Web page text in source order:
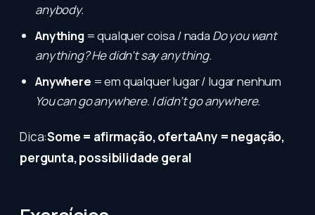
anybody.
Anything= qualquer coisa / nada Do you want
anything?He didn’t say anything.
Anywhere = em qualquer lugar / lugar nenhum
You can go anywhere. I didn’t go anywhere.
Dica:Some = afirmação, ofertaAny = negação,
pergunta, possibilidade geral